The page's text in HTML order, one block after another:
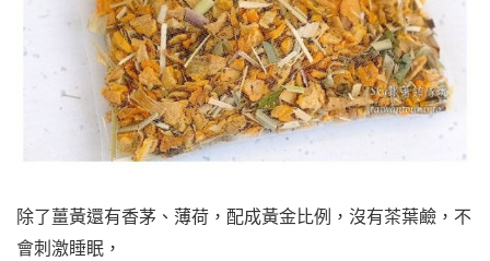
除了薑黃還有香茅、薄荷，配成黃金比例，沒有茶葉鹼，不
會刺激睡眠，